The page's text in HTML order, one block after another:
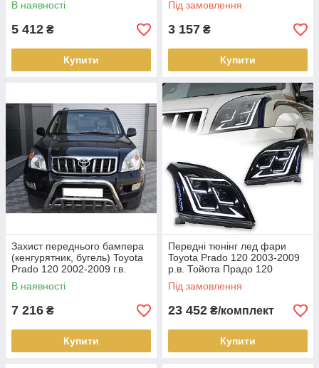
В наявності
5 412 ₴
Купити
Під замовлення
3 157 ₴
Купити
Захист переднього бампера
(кенгурятник, бугель) Toyota
Prado 120 2002-2009 г.в.
В наявності
7 216 ₴
Купити
Передні тюнінг лед фари
Toyota Prado 120 2003-2009
р.в. Тойота Прадо 120
Під замовлення
23 452 ₴/комплект
Купити